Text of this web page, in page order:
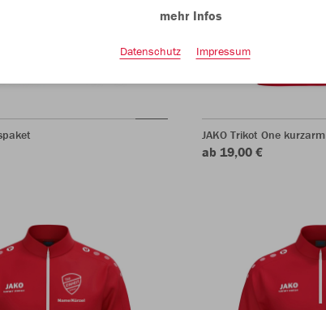
JAKO Trikot One kurzarm
ab 19,00 €
mehr Infos
Datenschutz Impressum